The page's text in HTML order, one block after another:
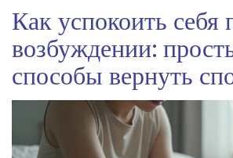
Как успокоить себя
возбуждении:
способы вернуть